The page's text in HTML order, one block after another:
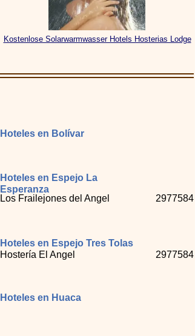
Hostería El Angel
Hoteles en Bolívar
Hoteles en Espejo La
Esperanza
Los Frailejones del Angel
Hoteles en Espejo Tres Tolas
Hoteles en Huaca
2977584
2977584
Kostenlose Solarwarmwasser Hotels Hosterias Lodge